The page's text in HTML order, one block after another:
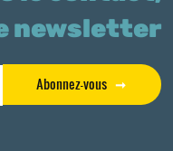
newsletter
Abonnez-vous